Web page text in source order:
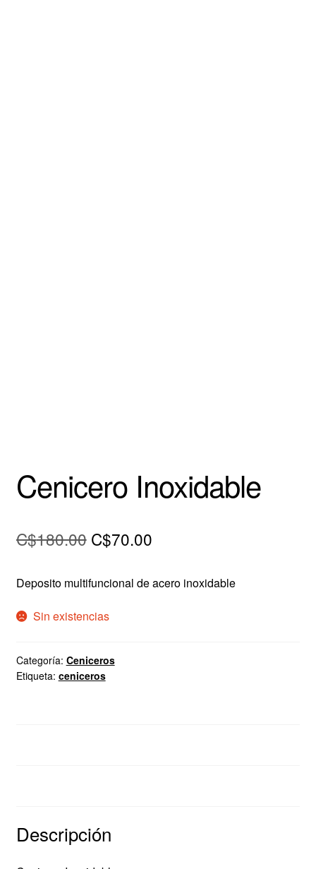
Cenicero Inoxidable
C$180.00 El
original
era:
C$70.00El
actual
Deposito multifuncional de acero inoxidable
Sin existencias
Categoría: Ceniceros
Etiqueta: ceniceros
Descripción